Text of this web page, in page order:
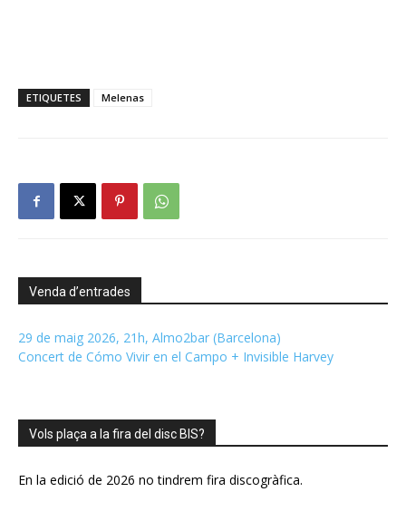
ETIQUETES Melenas
Venda d’entrades
29 de maig 2026, 21h, Almo2bar (Barcelona)
Concert de Cómo Vivir en el Campo + Invisible Harvey
Vols plaça a la fira del disc BIS?
En la edició de 2026 no tindrem fira discogràfica.